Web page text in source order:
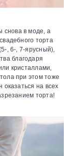
в моде, а
торта
, 6-, 7-ярусный),
благодаря
кристаллами,
при этом тоже
оказаться на всех
торта!